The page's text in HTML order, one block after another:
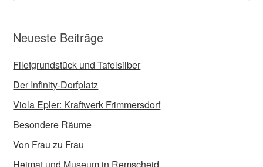
Neueste Beiträge
Filetgrundstück und Tafelsilber
Der Infinity-Dorfplatz
Viola Epler: Kraftwerk Frimmersdorf
Besondere Räume
Von Frau zu Frau